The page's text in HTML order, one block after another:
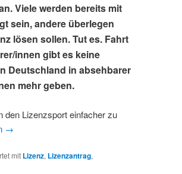
Viele werden bereits mit
sein, andere überlegen
lösen sollen. Tut es. Fahrt
innen gibt es keine
Deutschland in absehbarer
mehr geben.
den Lizenzsport einfacher zu
→
mit Lizenz, Lizenzantrag,